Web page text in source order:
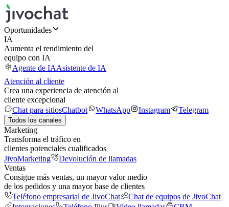
Oportunidades
IA
Aumenta el rendimiento del
equipo con IA
Agente de IAAsistente de IA
Atención al cliente
Crea una experiencia de atención al
cliente excepcional
Chat para sitiosChatbot WhatsApp Instagram Telegram
Todos los canales
Marketing
Transforma el tráfico en
clientes potenciales cualificados
JivoMarketing
Devolución de llamadas
Ventas
Consigue más ventas, un mayor valor medio
de los pedidos y una mayor base de clientes
Teléfono empresarial de JivoChat
Chat de equipos de JivoChat